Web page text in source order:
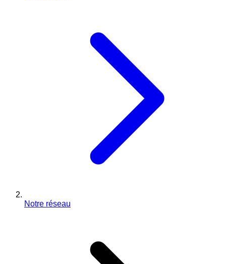
Notre réseau